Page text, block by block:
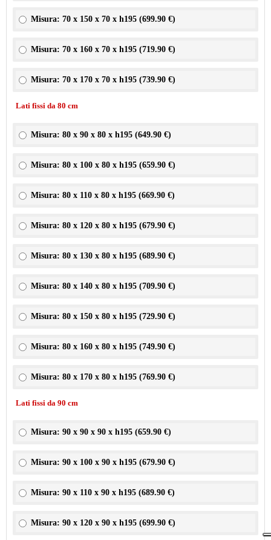
Misura: 70 x 150 x 70 x h195 (699.90 €)
Misura: 70 x 160 x 70 x h195 (719.90 €)
Misura: 70 x 170 x 70 x h195 (739.90 €)
Lati fissi da 80 cm
Misura: 80 x 90 x 80 x h195 (649.90 €)
Misura: 80 x 100 x 80 x h195 (659.90 €)
Misura: 80 x 110 x 80 x h195 (669.90 €)
Misura: 80 x 120 x 80 x h195 (679.90 €)
Misura: 80 x 130 x 80 x h195 (689.90 €)
Misura: 80 x 140 x 80 x h195 (709.90 €)
Misura: 80 x 150 x 80 x h195 (729.90 €)
Misura: 80 x 160 x 80 x h195 (749.90 €)
Misura: 80 x 170 x 80 x h195 (769.90 €)
Lati fissi da 90 cm
Misura: 90 x 90 x 90 x h195 (659.90 €)
Misura: 90 x 100 x 90 x h195 (679.90 €)
Misura: 90 x 110 x 90 x h195 (689.90 €)
Misura: 90 x 120 x 90 x h195 (699.90 €)